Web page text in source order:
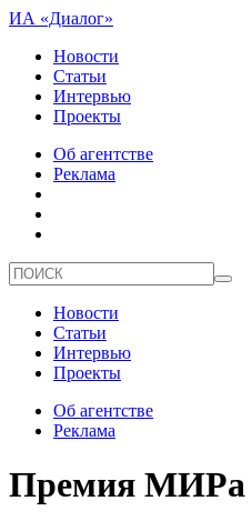
ИА «Диалог»
Новости
Статьи
Интервью
Проекты
Об агентстве
Реклама
Новости
Статьи
Интервью
Проекты
Об агентстве
Реклама
Премия МИРа